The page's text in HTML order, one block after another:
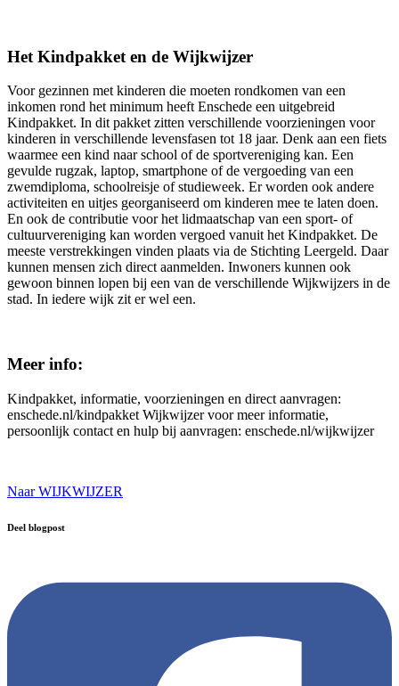
Het Kindpakket en de Wijkwijzer
Voor gezinnen met kinderen die moeten rondkomen van een
inkomen rond het minimum heeft Enschede een uitgebreid
Kindpakket. In dit pakket zitten verschillende voorzieningen voor
kinderen in verschillende levensfasen tot 18 jaar. Denk aan een fiets
waarmee een kind naar school of de sportvereniging kan. Een
gevulde rugzak, laptop, smartphone of de vergoeding van een
zwemdiploma, schoolreisje of studieweek. Er worden ook andere
activiteiten en uitjes georganiseerd om kinderen mee te laten doen.
En ook de contributie voor het lidmaatschap van een sport- of
cultuurvereniging kan worden vergoed vanuit het Kindpakket. De
meeste verstrekkingen vinden plaats via de Stichting Leergeld. Daar
kunnen mensen zich direct aanmelden. Inwoners kunnen ook
gewoon binnen lopen bij een van de verschillende Wijkwijzers in de
stad. In iedere wijk zit er wel een.
Meer info:
Kindpakket, informatie, voorzieningen en direct aanvragen:
enschede.nl/kindpakket Wijkwijzer voor meer informatie,
persoonlijk contact en hulp bij aanvragen: enschede.nl/wijkwijzer
Naar WIJKWIJZER
Deel blogpost